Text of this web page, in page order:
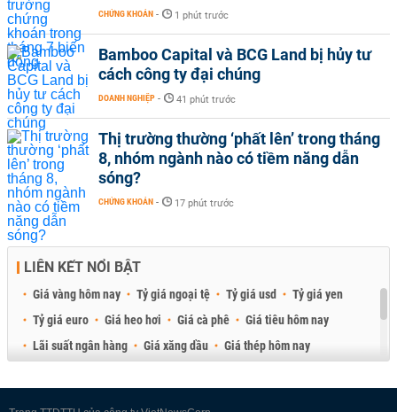
CHỨNG KHOÁN - 1 phút trước
Bamboo Capital và BCG Land bị hủy tư
cách công ty đại chúng
DOANH NGHIỆP - 41 phút trước
Thị trường thường ‘phất lên’ trong tháng
8, nhóm ngành nào có tiềm năng dẫn
sóng?
CHỨNG KHOÁN - 17 phút trước
LIÊN KẾT NỔI BẬT
Giá vàng hôm nay Tỷ giá ngoại tệ Tỷ giá usd
Tỷ giá yen
Tỷ giá euro
Giá heo hơi Giá cà phê
Giá tiêu hôm nay
Lãi suất ngân hàng
Giá xăng dầu
Giá thép hôm nay